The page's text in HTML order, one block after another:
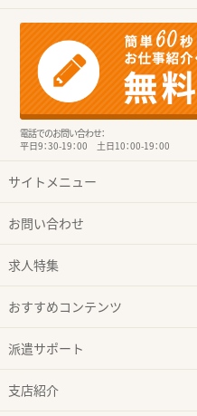
電話でのお問い合わせ：
平日9：30-19：00 土日10：00-19：00
サイトメニュー
お問い合わせ
求人特集
おすすめコンテンツ
派遣サポート
支店紹介